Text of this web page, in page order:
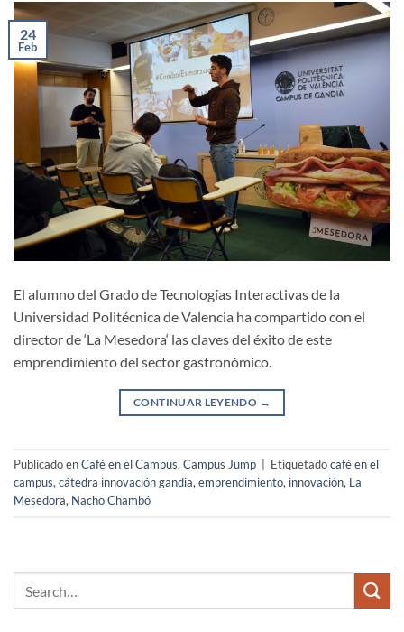
24
Feb
El alumno del Grado de Tecnologías Interactivas de la
Universidad Politécnica de Valencia ha compartido con el
director de ‘La Mesedora‘ las claves del éxito de este
emprendimiento del sector gastronómico.
CONTINUAR LEYENDO →
Publicado enCafé en el Campus,Campus Jump Etiquetadocafé en el
campus,cátedra innovación gandia,emprendimiento, innovación, La
Mesedora, Nacho Chambó